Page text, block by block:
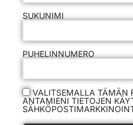
SUKUNIMI
PUHELINNUMERO
VALITSEMALLA TÄMÄN
ANTAMIENI TIETOJEN